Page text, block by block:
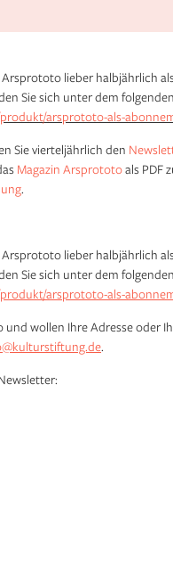
Arsprototo lieber halbjährlich
Sie sich unter dem
arsprototo-als-
Sie vierteljährlich den
Magazin Arsprototoals PDF
.
Arsprototo lieber halbjährlich
Sie sich unter dem
arsprototo-als-
und wollen Ihre Adresse oder
.